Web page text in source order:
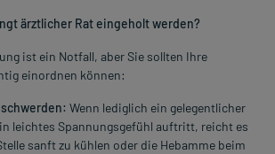
ärztlicher Rat eingeholt werden?
ist ein Notfall, aber Sie sollten Ihre
einordnen können:
Wenn lediglich ein gelegentlicher
leichtes Spannungsgefühl auftritt, reicht es
sanft zu kühlen oder die Hebamme beim